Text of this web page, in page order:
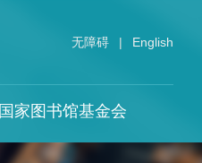
无障碍 | English
国家图书馆基金会